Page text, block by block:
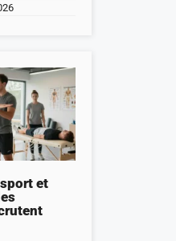
et